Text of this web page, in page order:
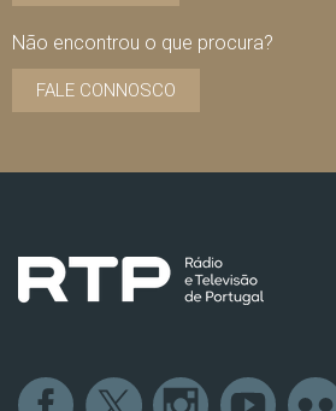
Não encontrou o que procura?
FALE CONNOSCO